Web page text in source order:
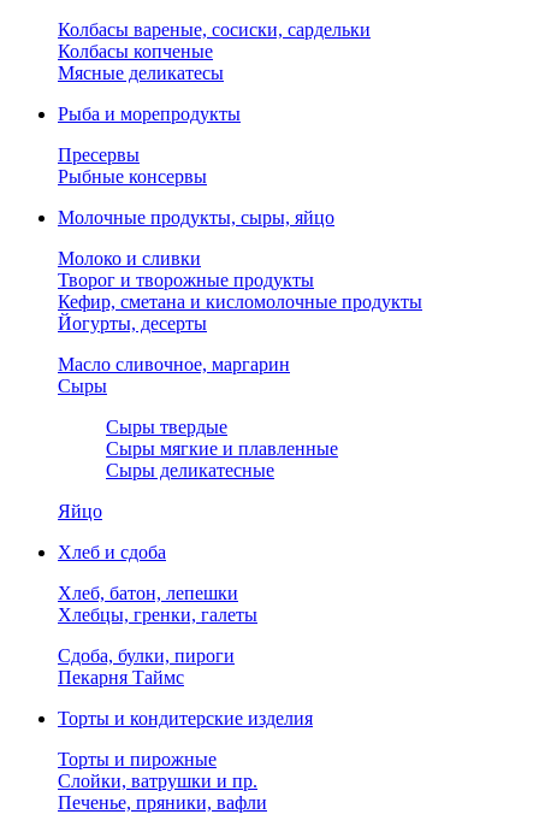
Колбасы вареные, сосиски, сардельки
Колбасы копченые
Мясные деликатесы
Рыба и морепродукты
Пресервы
Рыбные консервы
Молочные продукты, сыры, яйцо
Молоко и сливки
Творог и творожные продукты
Кефир, сметана и кисломолочные продукты
Йогурты, десерты
Масло сливочное, маргарин
Сыры
Сыры твердые
Сыры мягкие и плавленные
Сыры деликатесные
Яйцо
Хлеб и сдоба
Хлеб, батон, лепешки
Хлебцы, гренки, галеты
Сдоба, булки, пироги
Пекарня Таймс
Торты и кондитерские изделия
Торты и пирожные
Слойки, ватрушки и пр.
Печенье, пряники, вафли